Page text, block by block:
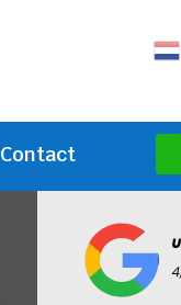
Contact